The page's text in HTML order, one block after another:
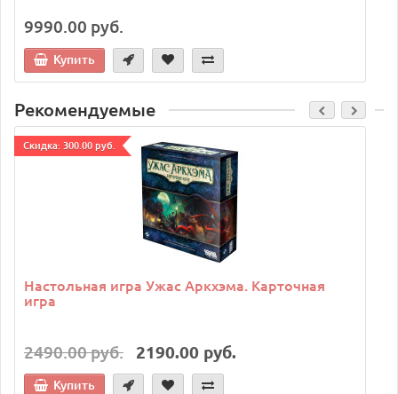
9990.00 руб.
Купить
Рекомендуемые
Cкидка: 300.00 руб.
Настольная игра Ужас Аркхэма. Карточная
игра
2490.00 руб. 2190.00 руб.
Купить